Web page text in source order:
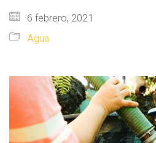
6 febrero, 2021
Agua